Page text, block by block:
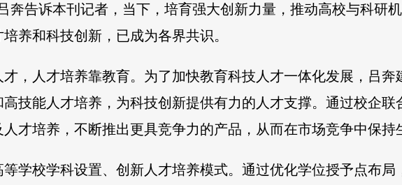
奔告诉本刊记者，当下，培育强大创新力量，推动高校与科研
养和科技创新，已成为各界共识。
，人才培养靠教育。为了加快教育科技人才一体化发展，吕
技能人才培养，为科技创新提供有力的人才支撑。通过校企联
才培养，不断推出更具竞争力的产品，从而在市场竞争中保持
学校学科设置、创新人才培养模式。通过优化学位授予点布